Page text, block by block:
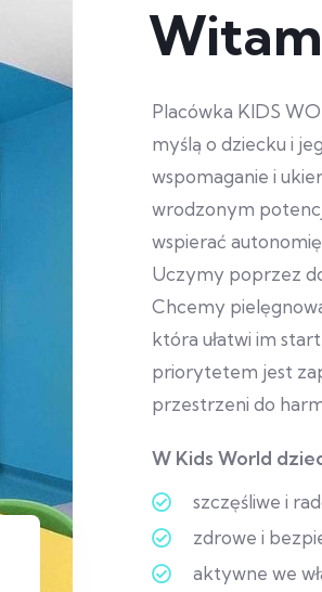
Placówka KIDS
myślą o dziecku i
wspomaganie i
wrodzonym
wspierać
Uczymy poprzez
Chcemy
która ułatwi im
priorytetem jest
przestrzeni do
W Kids World
szczęśliwe i
zdrowe i
aktywne we